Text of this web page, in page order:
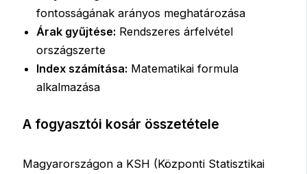
fontosságának arányos meghatározása
Árak gyűjtése: Rendszeres árfelvétel
országszerte
Index számítása: Matematikai formula
alkalmazása
A fogyasztói kosár összetétele
Magyarországon a KSH (Központi Statisztikai